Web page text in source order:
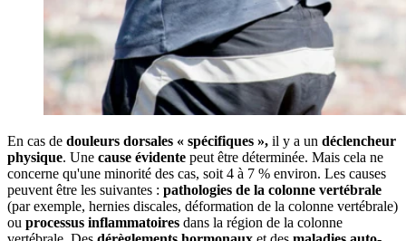
En cas de douleurs dorsales « spécifiques », il y a un déclencheur
physique. Une cause évidente peut être déterminée. Mais cela ne
concerne qu'une minorité des cas, soit 4 à 7 % environ. Les causes
peuvent être les suivantes : pathologies de la colonne vertébrale
(par exemple, hernies discales, déformation de la colonne vertébrale)
ou processus inflammatoires dans la région de la colonne